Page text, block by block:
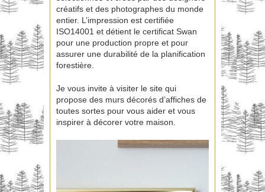
créatifs et des photographes du monde
entier. L’impression est certifiée
ISO14001 et détient le certificat Swan
pour une production propre et pour
assurer une durabilité de la planification
forestière.
Je vous invite à visiter le site qui
propose des murs décorés d’affiches de
toutes sortes pour vous aider et vous
inspirer à décorer votre maison.